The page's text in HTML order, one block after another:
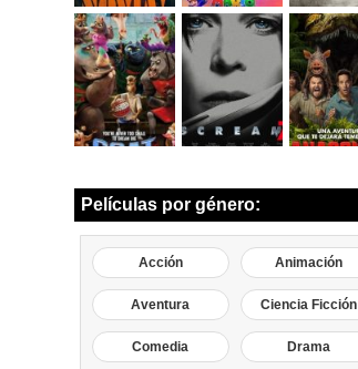
Películas por género:
Acción Animación
Aventura Ciencia Ficción
Comedia Drama